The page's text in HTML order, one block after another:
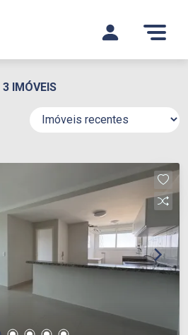
3 IMÓVEIS